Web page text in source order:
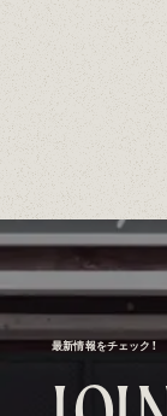
最新情報をチェック！